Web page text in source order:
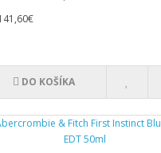
DO KOŠÍKA